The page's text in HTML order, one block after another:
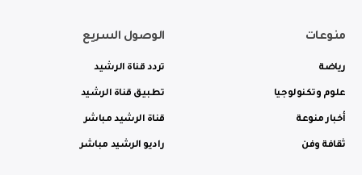
منوعات
رياضة
علوم وتكنولوجيا
أخبار منوعة
ثقافة وفن
الوصول السريع
تردد قناة الرشيد
تطبيق قناة الرشيد
قناة الرشيد مباشر
راديو الرشيد مباشر